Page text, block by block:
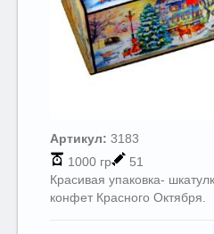
Артикул: 3183
1000 гр
51
Красивая упаковка-
конфет Красного Октября.